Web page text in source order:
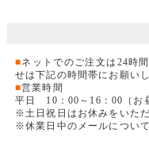
■ネットでのご注文は24時
せは下記の時間帯にお願いし
■営業時間
平日 10：00～16：00（お
※土日祝日はお休みをいただ
※休業日中のメールについ